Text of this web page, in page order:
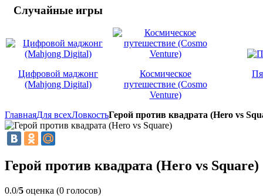
Случайные игры
Цифровой маджонг
(Mahjong Digital)
Космическое
путешествие (Cosmo
Venture)
ГлавнаяДля всехЛовкостьГерой против квадрата (Hero vs
Герой против квадрата (Hero vs Square)
0.0/5 оценка (0 голосов)